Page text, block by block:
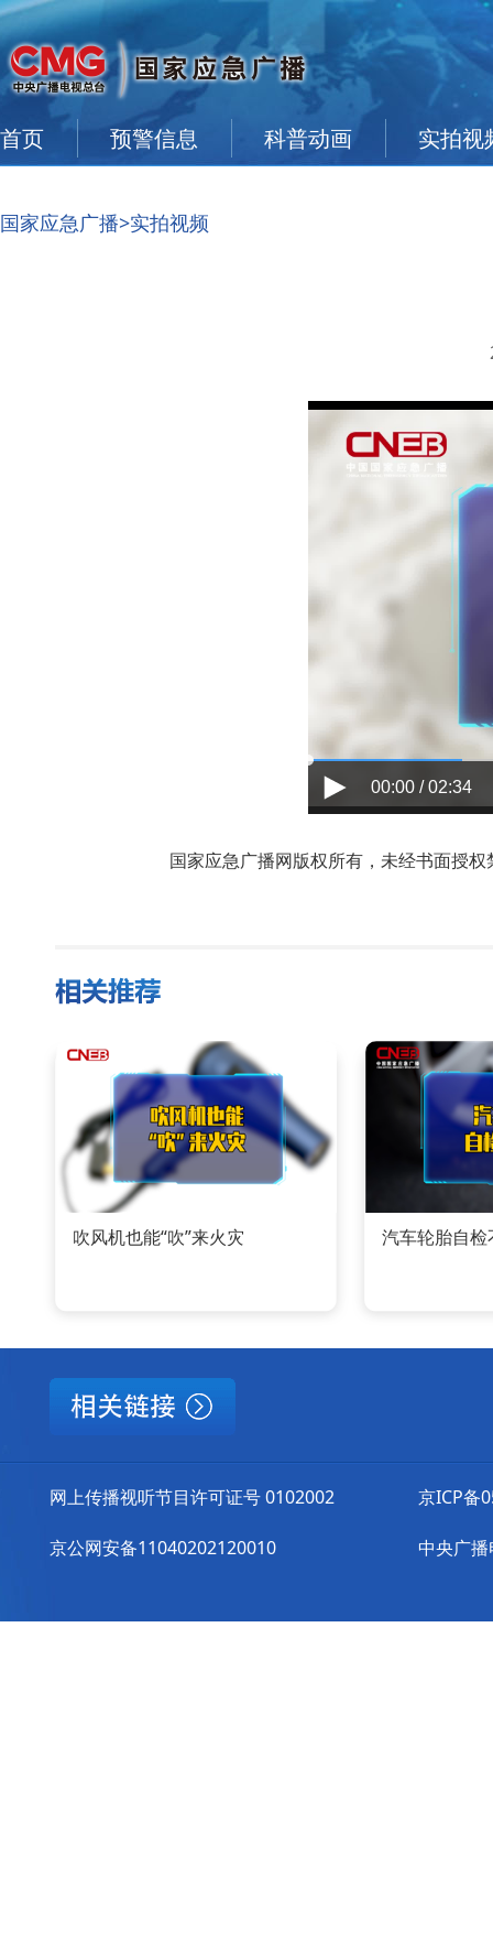
首页 预警信息 科普动画 实拍视
国家应急广播>实拍视频
00:00 / 02:34
国家应急广播网版权所有，未经书面授权
吹风机也能“吹”来火灾 汽车轮胎自检
网上传播视听节目许可证号 0102002
京公网安备11040202120010
京ICP备
中央广